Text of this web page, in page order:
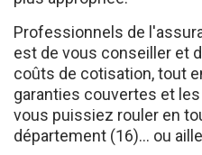
Professionnels de
est de vous conseiller et
coûts de cotisation, tout
garanties couvertes et les
vous puissiez rouler en
département (16)… ou